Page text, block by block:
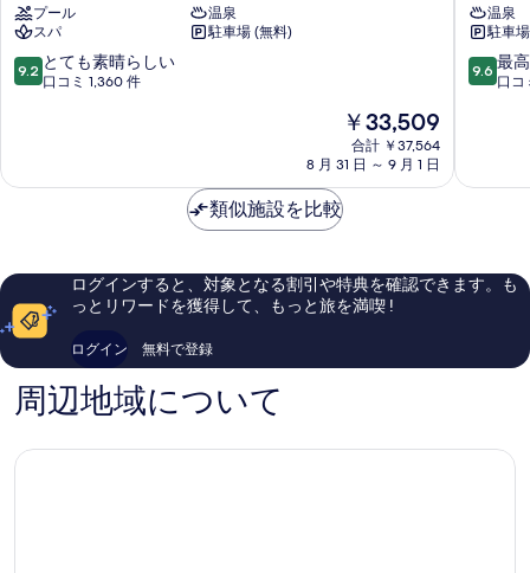
る本
館
登
別
プール
温泉
スパ
駐車場 (無料)
10
段
て
ら
い、
口
1,360
件
の
9.2 とても素晴らしい
口コミ 1,360 件
現
在
の
金
は
￥33,509
合計 ￥37,564
8 月 31 日 ～ 9 月 1 日
ド
ブ
リ
ッ
ル
定
山
温泉
駐車
10
段
高
ら
し
9.6 最
口コ
類似施設を比較
ログインすると、対象となる割引や特典を確認できます。も
っとリワードを獲得して、もっと旅を満喫 !
ログイン 無料で登録
周辺地域について